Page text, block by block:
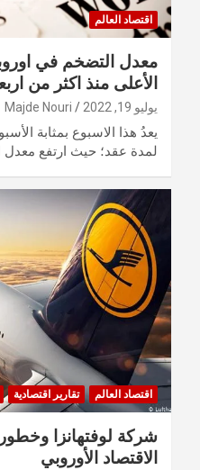
اقتصاد العالم
معدل التضخم في
الأعلى منذ اكثر من
يوليو 19, 2022 Majde Nouri
يعدُ هذا الاسبوع بمثابة
لمدة عقد؛ حيث ارتفع
اقتصاد العالم تقارير اقتصادية
شركة لوفتهانزا
الاقتصاد الأوروبي